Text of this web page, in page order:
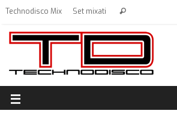
Technodisco Mix Set mixati